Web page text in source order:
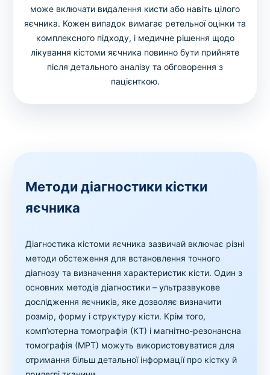
може включати видалення кисти або навіть цілого
яєчника. Кожен випадок вимагає ретельної оцінки та
комплексного підходу, і медичне рішення щодо
лікування кістоми яєчника повинно бути прийняте
після детального аналізу та обговорення з
пацієнткою.
Методи діагностики кістки
яєчника
Діагностика кістоми яєчника зазвичай включає різні
методи обстеження для встановлення точного
діагнозу та визначення характеристик кісти. Один з
основних методів діагностики – ультразвукове
дослідження яєчників, яке дозволяє визначити
розмір, форму і структуру кісти. Крім того,
комп’ютерна томографія (КТ) і магнітно-резонансна
томографія (МРТ) можуть використовуватися для
отримання більш детальної інформації про кістку й